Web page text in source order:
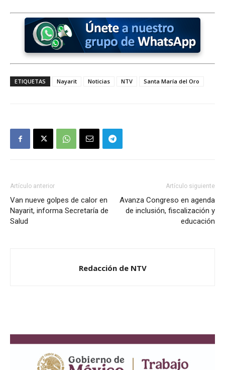
ETIQUETAS Nayarit Noticias NTV Santa María del Oro
Artículo anterior
Van nueve golpes de calor en
Nayarit, informa Secretaría de
Salud
Artículo siguiente
Avanza Congreso en agenda
de inclusión, fiscalización y
educación
Redacción de NTV